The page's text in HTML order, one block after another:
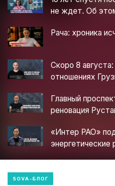
не ждет. Об
Рача: хроника
Скоро 8
отношениях
Главный
реновация
«Интер РАО»
энергетические
SOVA-БЛОГ